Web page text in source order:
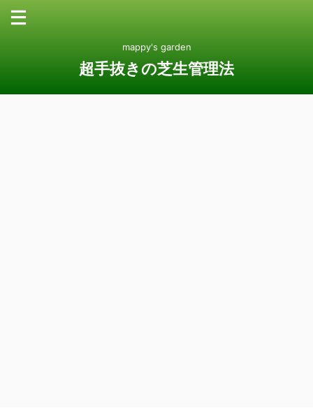
mappy's garden
超手抜きの芝生管理法